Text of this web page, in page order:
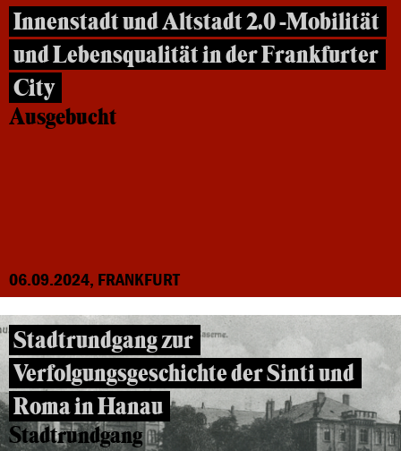
Innenstadt und Altstadt 2.0 -Mobilität
und Lebensqualität in der Frankfurter
City
Ausgebucht
06.09.2024, FRANKFURT
Stadtrundgang zur
Verfolgungsgeschichte der Sinti und
Roma in Hanau
Stadtrundgang